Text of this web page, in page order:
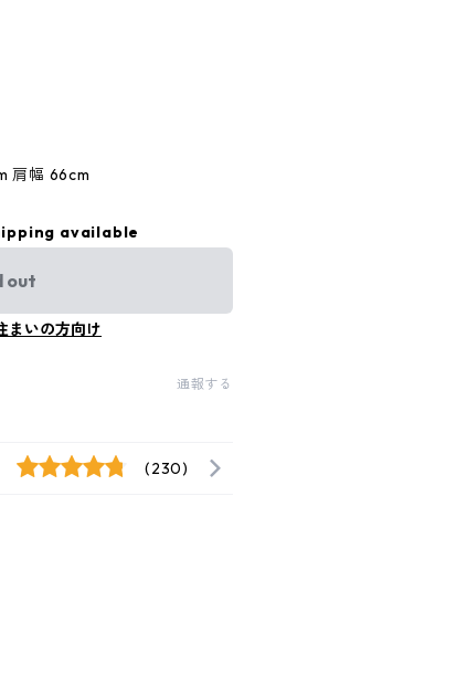
肩幅 66cm
available
out
まいの方向け
通報する
(230)